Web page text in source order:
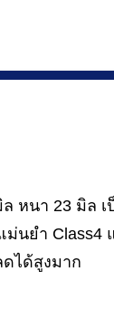
ล หนา 23 มิล
ม่นยำ
ได้สูงมาก